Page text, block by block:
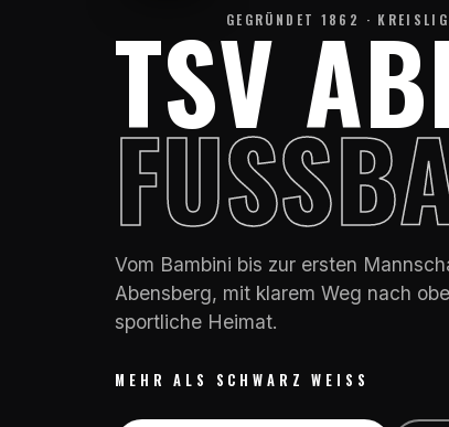
GEGRÜNDET 1862 ·
TSV
Vom Bambini bis zur ersten
Abensberg, mit klarem Weg nach
sportliche Heimat.
MEHR ALS SCHWARZ WEISS